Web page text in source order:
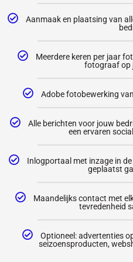
Aanmaak en plaatsing van
Meerdere keren per jaar
fotograaf op
Adobe fotobewerking
Alle berichten voor jouw
een ervaren
Inlogportaal met inzage in
geplaatst
Maandelijks contact met
tevredenheid
Optioneel: advertenties
seizoensproducten,